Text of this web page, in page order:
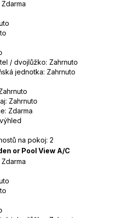
/ dvojlůžko: Zahrnuto
jednotka: Zahrnuto
Zahrnuto
Zdarma
na pokoj: 2
or Pool View A/C